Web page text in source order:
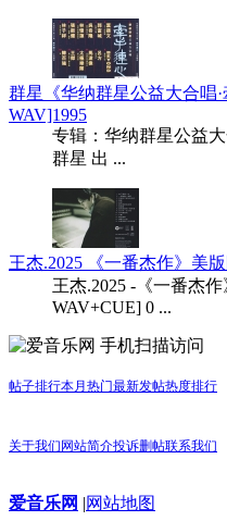
群星《华纳群星公益大合唱
WAV]1995
专辑：华纳群星公益大
群星 出 ...
王杰.2025 《一番杰作》美
王杰.2025 -《一番杰
WAV+CUE] 0 ...
手机扫描访问
帖子排行本月热门最新发帖热度排行
关于我们 网站简介投诉删帖联系我们
爱音乐网 |网站地图